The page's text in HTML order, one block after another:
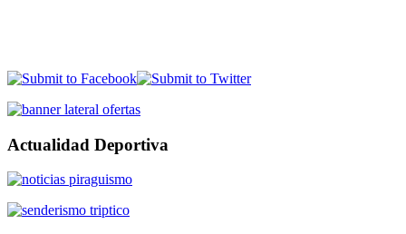
Actualidad Deportiva